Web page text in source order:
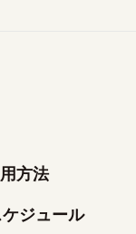
方法
ジュール